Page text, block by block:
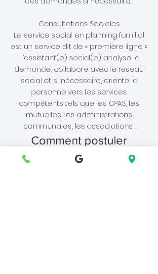
Consultations Sociales
Le service social en planning familial
est un service dit de « première ligne »
: l’assistant(e) social(e) analyse la
demande, collabore avec le réseau
social et si nécessaire, oriente la
personne vers les services
compétents tels que les CPAS, les
mutuelles, les administrations
communales, les associations…
Comment postuler
CV et lettre de motivation à